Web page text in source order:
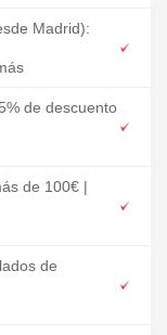
Madrid):
de descuento
de 100€ |
de